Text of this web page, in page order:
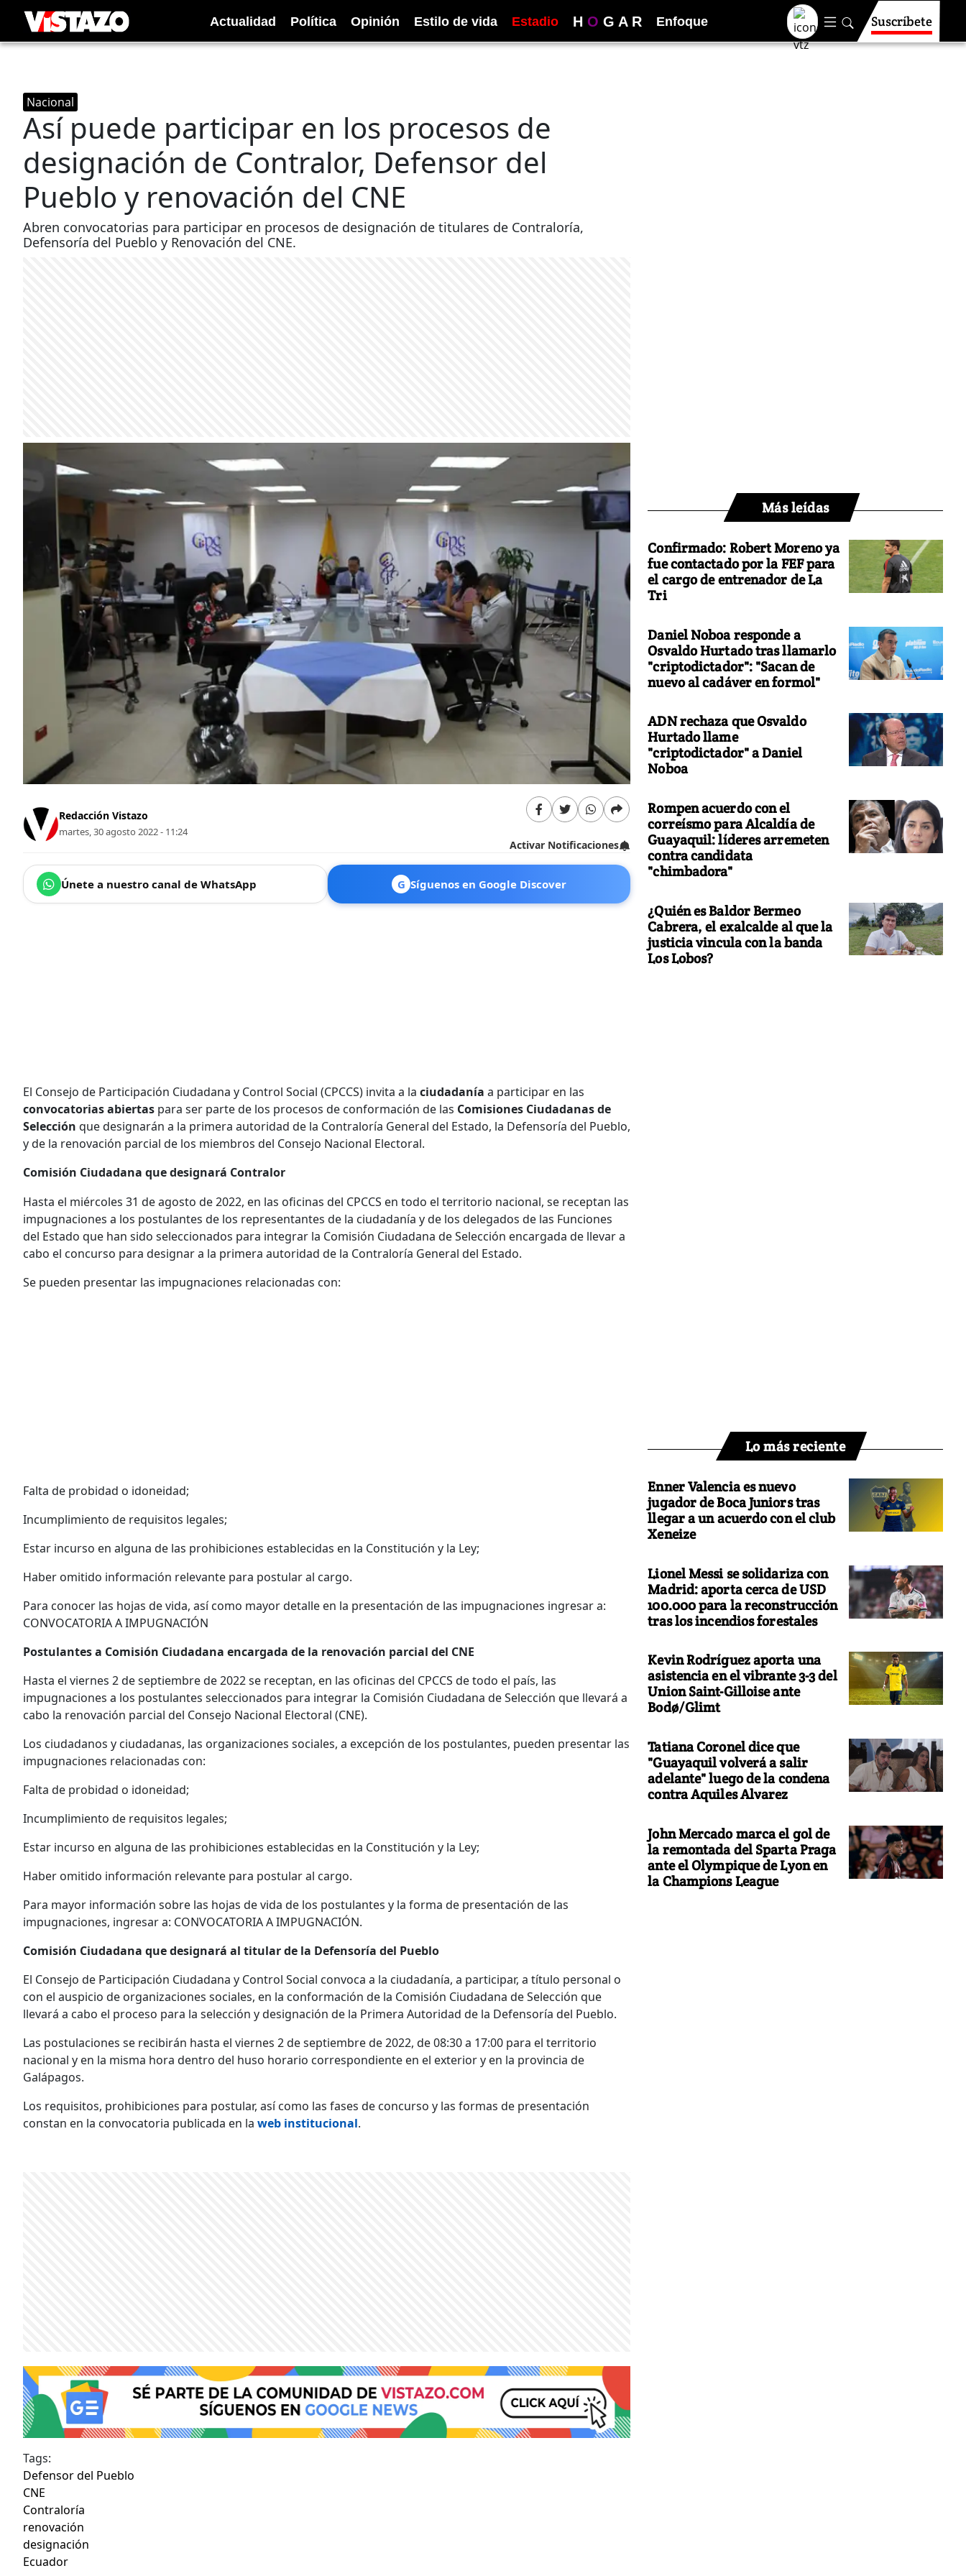
Actualidad Política Opinión Estilo de vida Estadio H O G A R Enfoque Suscríbete
Nacional
Así puede participar en los procesos de
designación de Contralor, Defensor del
Pueblo y renovación del CNE
Abren convocatorias para participar en procesos de designación de titulares de Contraloría,
Defensoría del Pueblo y Renovación del CNE.
Redacción Vistazo
martes, 30 agosto 2022 - 11:24
Activar Notificaciones
Únete a nuestro canal de WhatsApp G Síguenos en Google Discover
El Consejo de Participación Ciudadana y Control Social (CPCCS) invita a la ciudadanía a participar en las
convocatorias abiertas para ser parte de los procesos de conformación de las Comisiones Ciudadanas de
Selección que designarán a la primera autoridad de la Contraloría General del Estado, la Defensoría del Pueblo,
y de la renovación parcial de los miembros del Consejo Nacional Electoral.
Comisión Ciudadana que designará Contralor
Hasta el miércoles 31 de agosto de 2022, en las oficinas del CPCCS en todo el territorio nacional, se receptan las
impugnaciones a los postulantes de los representantes de la ciudadanía y de los delegados de las Funciones
del Estado que han sido seleccionados para integrar la Comisión Ciudadana de Selección encargada de llevar a
cabo el concurso para designar a la primera autoridad de la Contraloría General del Estado.
Se pueden presentar las impugnaciones relacionadas con:
Falta de probidad o idoneidad;
Incumplimiento de requisitos legales;
Estar incurso en alguna de las prohibiciones establecidas en la Constitución y la Ley;
Haber omitido información relevante para postular al cargo.
Para conocer las hojas de vida, así como mayor detalle en la presentación de las impugnaciones ingresar a:
CONVOCATORIA A IMPUGNACIÓN
Postulantes a Comisión Ciudadana encargada de la renovación parcial del CNE
Hasta el viernes 2 de septiembre de 2022 se receptan, en las oficinas del CPCCS de todo el país, las
impugnaciones a los postulantes seleccionados para integrar la Comisión Ciudadana de Selección que llevará a
cabo la renovación parcial del Consejo Nacional Electoral (CNE).
Los ciudadanos y ciudadanas, las organizaciones sociales, a excepción de los postulantes, pueden presentar las
impugnaciones relacionadas con:
Falta de probidad o idoneidad;
Incumplimiento de requisitos legales;
Estar incurso en alguna de las prohibiciones establecidas en la Constitución y la Ley;
Haber omitido información relevante para postular al cargo.
Para mayor información sobre las hojas de vida de los postulantes y la forma de presentación de las
impugnaciones, ingresar a: CONVOCATORIA A IMPUGNACIÓN.
Comisión Ciudadana que designará al titular de la Defensoría del Pueblo
El Consejo de Participación Ciudadana y Control Social convoca a la ciudadanía, a participar, a título personal o
con el auspicio de organizaciones sociales, en la conformación de la Comisión Ciudadana de Selección que
llevará a cabo el proceso para la selección y designación de la Primera Autoridad de la Defensoría del Pueblo.
Las postulaciones se recibirán hasta el viernes 2 de septiembre de 2022, de 08:30 a 17:00 para el territorio
nacional y en la misma hora dentro del huso horario correspondiente en el exterior y en la provincia de
Galápagos.
Los requisitos, prohibiciones para postular, así como las fases de concurso y las formas de presentación
constan en la convocatoria publicada en la web institucional.
Tags:
Defensor del Pueblo
CNE
Contraloría
renovación
designación
Ecuador
Más leídas
Confirmado: Robert Moreno ya
fue contactado por la FEF para
el cargo de entrenador de La
Tri
Daniel Noboa responde a
Osvaldo Hurtado tras llamarlo
"criptodictador": "Sacan de
nuevo al cadáver en formol"
ADN rechaza que Osvaldo
Hurtado llame
"criptodictador" a Daniel
Noboa
Rompen acuerdo con el
correísmo para Alcaldía de
Guayaquil: líderes arremeten
contra candidata
"chimbadora"
¿Quién es Baldor Bermeo
Cabrera, el exalcalde al que la
justicia vincula con la banda
Los Lobos?
Lo más reciente
Enner Valencia es nuevo
jugador de Boca Juniors tras
llegar a un acuerdo con el club
Xeneize
Lionel Messi se solidariza con
Madrid: aporta cerca de USD
100.000 para la reconstrucción
tras los incendios forestales
Kevin Rodríguez aporta una
asistencia en el vibrante 3-3 del
Union Saint-Gilloise ante
Bodø/Glimt
Tatiana Coronel dice que
"Guayaquil volverá a salir
adelante" luego de la condena
contra Aquiles Alvarez
John Mercado marca el gol de
la remontada del Sparta Praga
ante el Olympique de Lyon en
la Champions League